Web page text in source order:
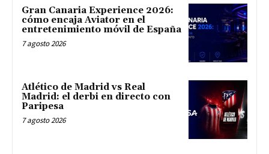
Gran Canaria Experience 2026:
cómo encaja Aviator en el
entretenimiento móvil de España
7 agosto 2026
Atlético de Madrid vs Real
Madrid: el derbi en directo con
Paripesa
7 agosto 2026